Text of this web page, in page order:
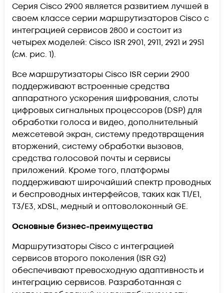
Серия Cisco 2900 является развитием лучшей в
своем классе серии маршрутизаторов Cisco с
интеграцией сервисов 2800 и состоит из
четырех моделей: Cisco ISR 2901, 2911, 2921 и 2951
(см. рис. 1).
Все маршрутизаторы Cisco ISR серии 2900
поддерживают встроенные средства
аппаратного ускорения шифрования, слоты
цифровых сигнальных процессоров (DSP) для
обработки голоса и видео, дополнительный
межсетевой экран, систему предотвращения
вторжений, систему обработки вызовов,
средства голосовой почты и сервисы
приложений. Кроме того, платформы
поддерживают широчайший спектр проводных
и беспроводных интерфейсов, таких как T1/E1,
T3/E3, xDSL, медный и оптоволоконный GE.
Основные бизнес-преимущества
Маршрутизаторы Cisco с интеграцией
сервисов второго поколения (ISR G2)
обеспечивают превосходную адаптивность и
интеграцию сервисов. Разработанная с